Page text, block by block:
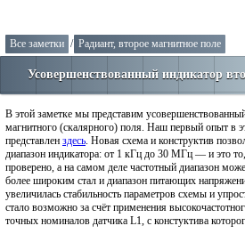
Все заметки / Радиант, второе магнитное поле
Усовершенствованный индикатор
В этой заметке мы представим
магнитного (скалярного) поля. Наш первый опыт в
представлен здесь . Новая схема и конструктив
диапазон индикатора: от 1 кГц до 30 МГц — и это
проверено, а на самом деле частотный диапазон
более широким стал и диапазон питающих
увеличилась стабильность параметров схемы и
стало возможно за счёт применения
точных номиналов датчика L1, с констуктива